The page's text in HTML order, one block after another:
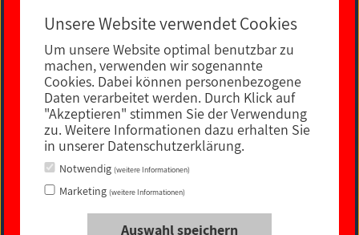
Social Media
Unsere Website verwendet Cookies
Um unsere Website optimal benutzbar zu
machen, verwenden wir sogenannte
Cookies. Dabei können personenbezogene
Daten verarbeitet werden. Durch Klick auf
"Akzeptieren" stimmen Sie der Verwendung
zu. Weitere Informationen dazu erhalten Sie
in unserer Datenschutzerklärung.
Notwendig (weitere Informationen)
Marketing (weitere Informationen)
Auswahl speichern